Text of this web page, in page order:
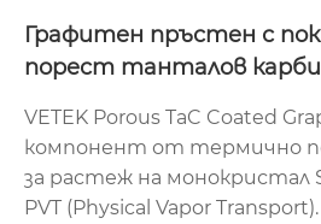
Графитен пръстен с
порест танталов
VETEK Porous TaC Coated
компонент от термично
за растеж на монокристал
PVT (Physical Vapor